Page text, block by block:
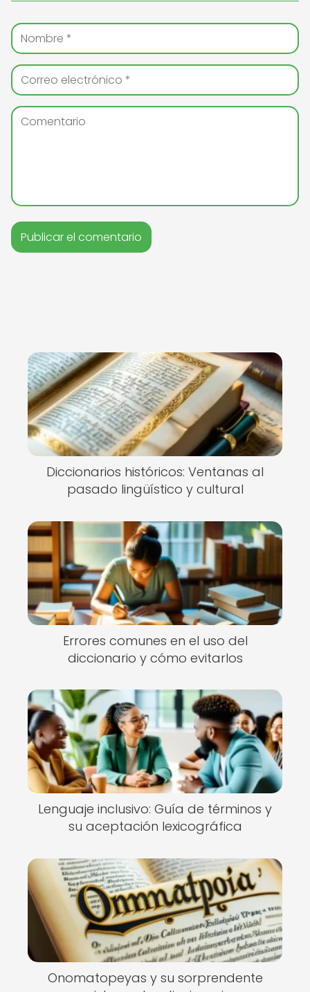
Diccionarios históricos: Ventanas al
pasado lingüístico y cultural
Errores comunes en el uso del
diccionario y cómo evitarlos
Lenguaje inclusivo: Guía de términos y
su aceptación lexicográfica
Onomatopeyas y su sorprendente